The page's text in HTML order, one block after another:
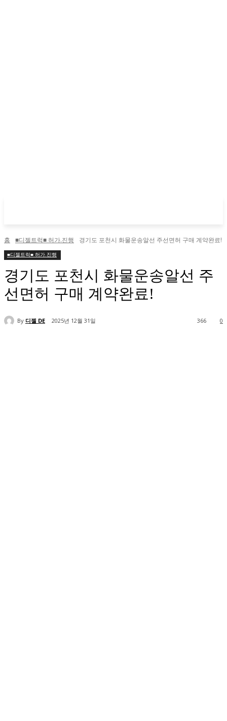
홈 ■디젤트럭■ 허가.진행 경기도 포천시 화물운송알선 주선면허 구매 계약완료!
■디젤트럭■ 허가.진행
경기도 포천시 화물운송알선 주
선면허 구매 계약완료!
By 디젤 DE 2025년 12월 31일 0
366